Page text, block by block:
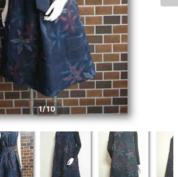
1/10